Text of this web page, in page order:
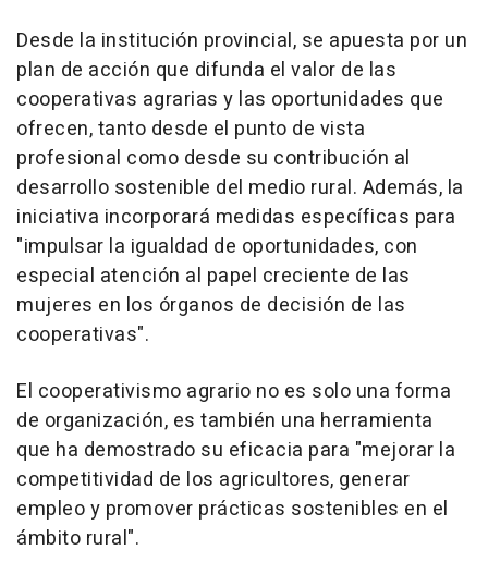
Desde la institución provincial, se apuesta por un
plan de acción que difunda el valor de las
cooperativas agrarias y las oportunidades que
ofrecen, tanto desde el punto de vista
profesional como desde su contribución al
desarrollo sostenible del medio rural. Además, la
iniciativa incorporará medidas específicas para
"impulsar la igualdad de oportunidades, con
especial atención al papel creciente de las
mujeres en los órganos de decisión de las
cooperativas".
El cooperativismo agrario no es solo una forma
de organización, es también una herramienta
que ha demostrado su eficacia para "mejorar la
competitividad de los agricultores, generar
empleo y promover prácticas sostenibles en el
ámbito rural".